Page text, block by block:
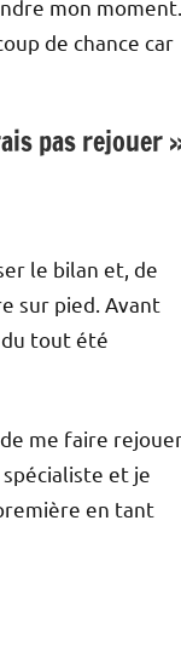
mon moment.
de chance car
pas rejouer
le bilan et, de
sur pied. Avant
du tout été
me faire
et je
en tant